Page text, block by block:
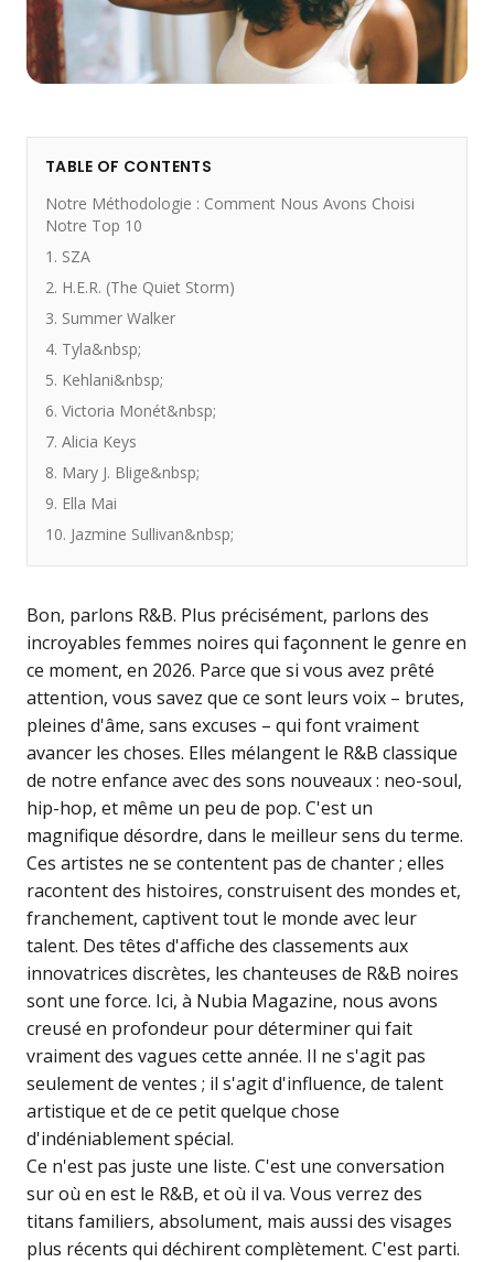
TABLE OF CONTENTS
Notre Méthodologie : Comment Nous Avons Choisi
Notre Top 10
1. SZA
2. H.E.R. (The Quiet Storm)
3. Summer Walker
4. Tyla&nbsp;
5. Kehlani&nbsp;
6. Victoria Monét&nbsp;
7. Alicia Keys
8. Mary J. Blige&nbsp;
9. Ella Mai
10. Jazmine Sullivan&nbsp;
Bon, parlons R&B. Plus précisément, parlons des
incroyables femmes noires qui façonnent le genre en
ce moment, en 2026. Parce que si vous avez prêté
attention, vous savez que ce sont leurs voix – brutes,
pleines d'âme, sans excuses – qui font vraiment
avancer les choses. Elles mélangent le R&B classique
de notre enfance avec des sons nouveaux : neo-soul,
hip-hop, et même un peu de pop. C'est un
magnifique désordre, dans le meilleur sens du terme.
Ces artistes ne se contentent pas de chanter ; elles
racontent des histoires, construisent des mondes et,
franchement, captivent tout le monde avec leur
talent. Des têtes d'affiche des classements aux
innovatrices discrètes, les chanteuses de R&B noires
sont une force. Ici, à Nubia Magazine, nous avons
creusé en profondeur pour déterminer qui fait
vraiment des vagues cette année. Il ne s'agit pas
seulement de ventes ; il s'agit d'influence, de talent
artistique et de ce petit quelque chose
d'indéniablement spécial.
Ce n'est pas juste une liste. C'est une conversation
sur où en est le R&B, et où il va. Vous verrez des
titans familiers, absolument, mais aussi des visages
plus récents qui déchirent complètement. C'est parti.